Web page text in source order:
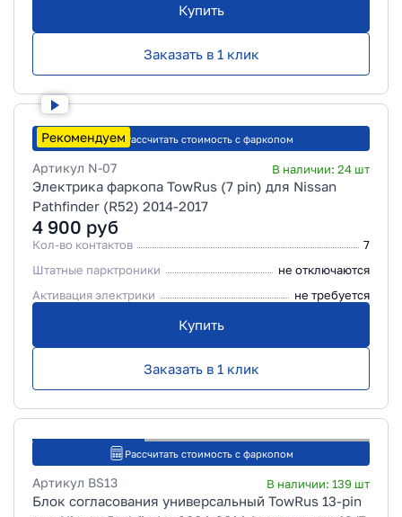
Купить
Заказать в 1 клик
Рекомендуем Рассчитать стоимость с фаркопом
Артикул N-07 В наличии: 24 шт
Электрика фаркопа TowRus (7 pin) для Nissan
Pathfinder (R52) 2014-2017
4 900 руб
Кол-во контактов
7
Штатные парктроники
не отключаются
Активация электрики
не требуется
Купить
Заказать в 1 клик
Рассчитать стоимость с фаркопом
Артикул BS13 В наличии: 139 шт
Блок согласования универсальный TowRus 13-pin